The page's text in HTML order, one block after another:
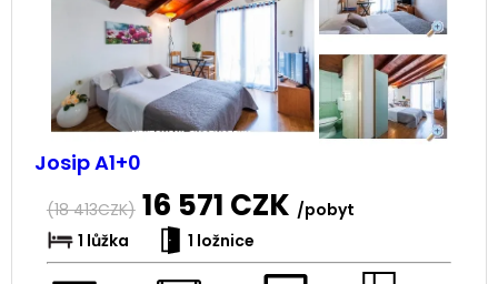
Josip A1+0
(18 413CZK) 16 571 CZK /pobyt
1 lůžka
1 ložnice